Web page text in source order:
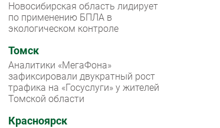
Проекты
IT класс
Тестовый стенд
Каталог компаний
Новосибирская область лидирует
по применению БПЛА в
экологическом контроле
Томск
Аналитики «МегаФона»
зафиксировали двукратный рост
трафика на «Госуслуги» у жителей
Томской области
Красноярск